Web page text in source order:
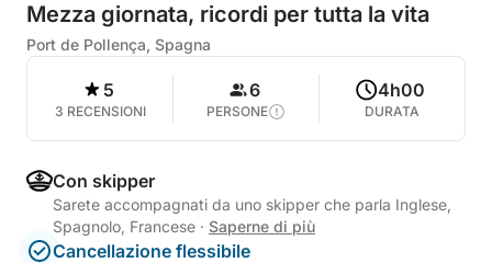
Mezza giornata, ricordi per tutta la vita
Port de Pollença, Spagna
5
3 RECENSIONI
6
PERSONE
4h00
DURATA
Con skipper
Sarete accompagnati da uno skipper che parla Inglese,
Spagnolo, Francese · Saperne di più
Cancellazione flessibile